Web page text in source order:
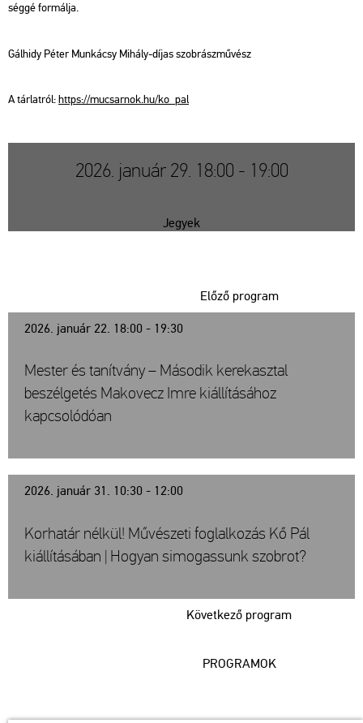
ség­gé for­mál­ja.
Gál­hidy Péter Mun­ká­csy Mi­hály-díjas szob­rász­mű­vész
A tár­lat­ról:https://​mu­csar­nok.​hu/​ko_​pal
2026. január 29. 18:00 - 19:00
Jegyek
2026. január 22. 18:00 - 19:30
Előző program
Mester és tanítvány – Második kerekasztal
beszélgetés Makovecz Imre kiállításához
kapcsolódóan
2026. január 31. 10:30 - 12:00
Következő program
Korhatár nélkül! Művészeti foglalkozás Kő Pál
kiállításában | Hogyan simogassunk szobrot?
PROGRAMOK